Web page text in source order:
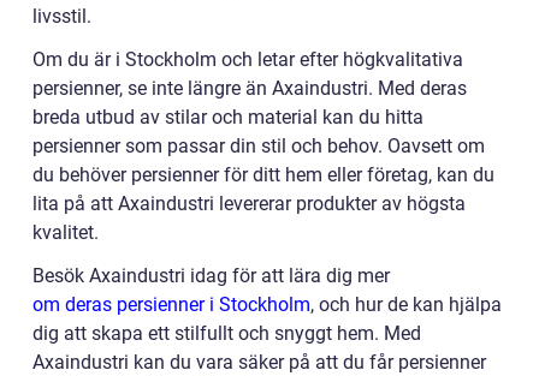
livsstil.
Om du är i Stockholm och letar efter högkvalitativa
persienner, se inte längre än Axaindustri. Med deras
breda utbud av stilar och material kan du hitta
persienner som passar din stil och behov. Oavsett om
du behöver persienner för ditt hem eller företag, kan du
lita på att Axaindustri levererar produkter av högsta
kvalitet.
Besök Axaindustri idag för att lära dig mer
om deras persienner i Stockholm, och hur de kan hjälpa
dig att skapa ett stilfullt och snyggt hem. Med
Axaindustri kan du vara säker på att du får persienner